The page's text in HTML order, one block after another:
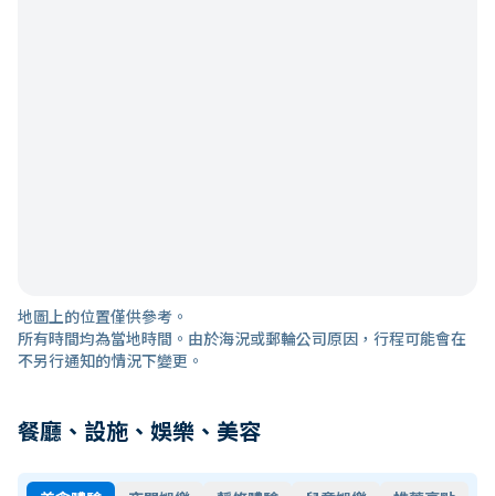
地圖上的位置僅供參考。
所有時間均為當地時間。由於海況或郵輪公司原因，行程可能會在
不另行通知的情況下變更。
餐廳、設施、娛樂、美容